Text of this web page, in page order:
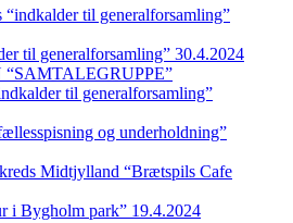
“indkalder til generalforsamling”
til generalforsamling” 30.4.2024
“SAMTALEGRUPPE”
til generalforsamling”
og underholdning”
Midtjylland “Brætspils Cafe
i Bygholm park” 19.4.2024